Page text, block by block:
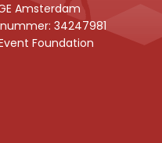
Amsterdam
34247981
Foundation
voor meer onderzoek